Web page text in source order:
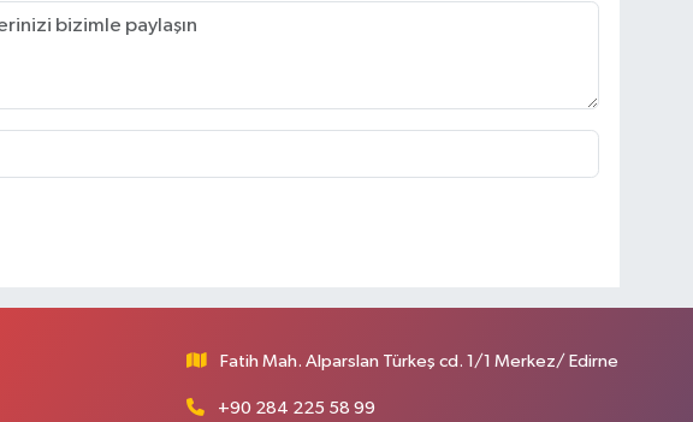
Fatih Mah. Alparslan Türkeş cd. 1/1 Merkez/ Edirne
+90 284 225 58 99